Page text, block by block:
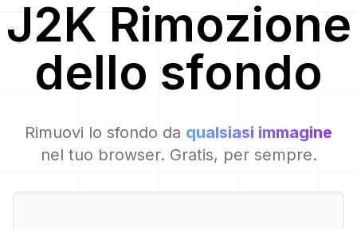
J2K Rimozione
dello sfondo
Rimuovi lo sfondo da qualsiasi immagine
nel tuo browser. Gratis, per sempre.